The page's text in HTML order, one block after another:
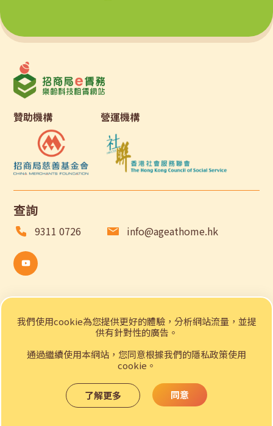
贊助機構 營運機構
查詢
9311 0726 info@ageathome.hk
關於我們
器材租賃
常見疾病及健康問題
我的清單 登入/ 註冊
我們使用cookie為您提供更好的體驗，分析網站流量，並提
供有針對性的廣告。
通過繼續使用本網站，您同意根據我們的隱私政策使用
cookie。
了解更多 同意